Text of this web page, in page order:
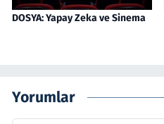
DOSYA: Yapay Zeka ve Sinema
Yorumlar